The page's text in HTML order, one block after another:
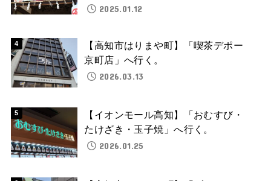
2025.01.12
【高知市はりまや町】「喫茶デポー
京町店」へ行く。
2026.03.13
【イオンモール高知】「おむすび・
たけざき・玉子焼」へ行く。
2026.01.25